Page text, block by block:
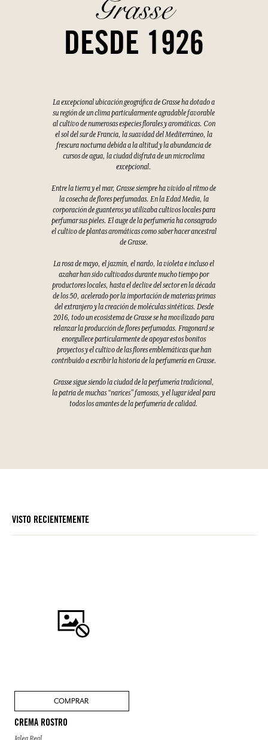
Grasse
DESDE 1926
La excepcional ubicación geográfica de Grasse ha dotado a
su región de un clima particularmente agradable favorable
al cultivo de numerosas especies florales y aromáticas. Con
el sol del sur de Francia, la suavidad del Mediterráneo, la
frescura nocturna debida a la altitud y la abundancia de
cursos de agua, la ciudad disfruta de un microclima
excepcional.
Entre la tierra y el mar, Grasse siempre ha vivido al ritmo de
la cosecha de flores perfumadas. En la Edad Media, la
corporación de guanteros ya utilizaba cultivos locales para
perfumar sus pieles. El auge de la perfumería ha consagrado
el cultivo de plantas aromáticas como saber hacer ancestral
de Grasse.
La rosa de mayo, el jazmín, el nardo, la violeta e incluso el
azahar han sido cultivados durante mucho tiempo por
productores locales, hasta el declive del sector en la década
de los 50, acelerado por la importación de materias primas
del extranjero y la creación de moléculas sintéticas. Desde
2016, todo un ecosistema de Grasse se ha movilizado para
relanzar la producción de flores perfumadas. Fragonard se
enorgullece particularmente de apoyar estos bonitos
proyectos y el cultivo de las flores emblemáticas que han
contribuido a escribir la historia de la perfumería en Grasse.
Grasse sigue siendo la ciudad de la perfumería tradicional,
la patria de muchas “narices” famosas, y el lugar ideal para
todos los amantes de la perfumería de calidad.
VISTO RECIENTEMENTE
COMPRAR
CREMA ROSTRO